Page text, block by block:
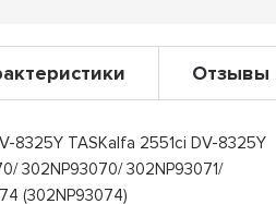
Отзывы
8325Y TASKalfa 2551ci DV-8325Y
302NP93070/ 302NP93071/
(302NP93074)